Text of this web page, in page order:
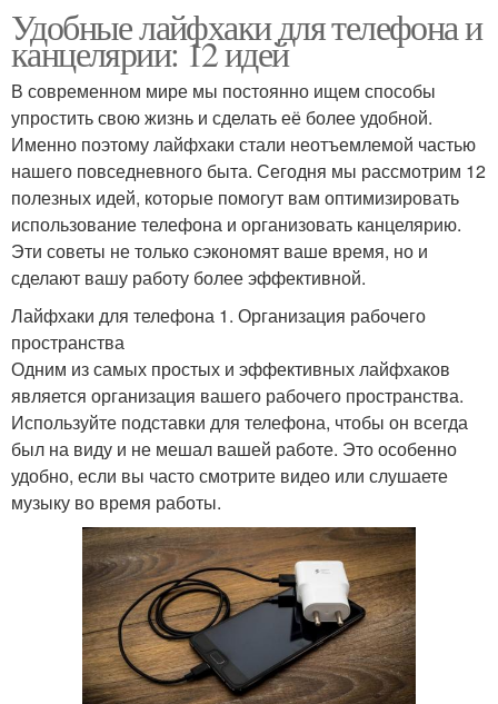
Удобные лайфхаки для телефона и
канцелярии: 12 идей
В современном мире мы постоянно ищем способы
упростить свою жизнь и сделать её более удобной.
Именно поэтому лайфхаки стали неотъемлемой частью
нашего повседневного быта. Сегодня мы рассмотрим 12
полезных идей, которые помогут вам оптимизировать
использование телефона и организовать канцелярию.
Эти советы не только сэкономят ваше время, но и
сделают вашу работу более эффективной.
Лайфхаки для телефона 1. Организация рабочего
пространства
Одним из самых простых и эффективных лайфхаков
является организация вашего рабочего пространства.
Используйте подставки для телефона, чтобы он всегда
был на виду и не мешал вашей работе. Это особенно
удобно, если вы часто смотрите видео или слушаете
музыку во время работы.